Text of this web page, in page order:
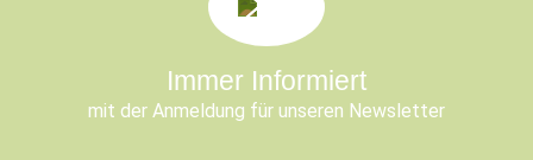
Immer Informiert
mit der Anmeldung für unseren Newsletter